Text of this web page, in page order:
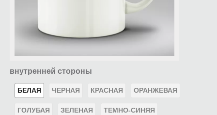
внутренней стороны
БЕЛАЯ ЧЕРНАЯ КРАСНАЯ ОРАНЖЕВАЯ
ГОЛУБАЯ ЗЕЛЕНАЯ ТЕМНО-СИНЯЯ